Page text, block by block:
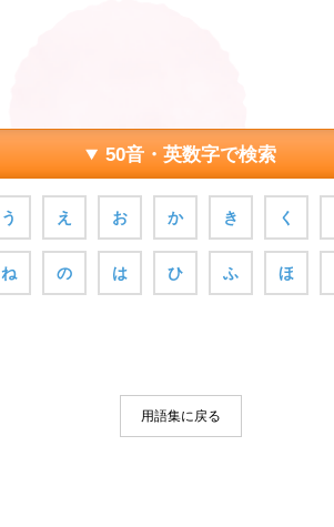
50音・英数字で検索
う え お か き く
ね の は ひ ふ ほ
用語集に戻る